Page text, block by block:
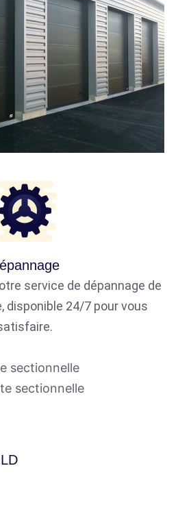
service de dépannage de
disponible 24/7 pour vous
sectionnelle
sectionnelle